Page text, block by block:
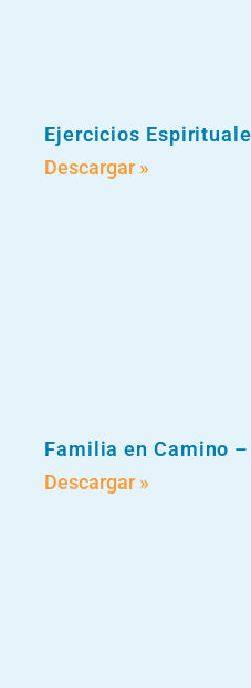
Ejercicios
Descargar »
Familia en Camino
Descargar »